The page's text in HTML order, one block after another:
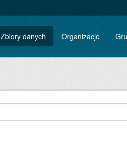
Zbiory danych Organizacje